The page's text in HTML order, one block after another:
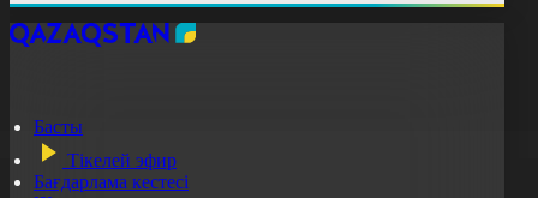
Басты
Тікелей эфир
Бағдарлама кестесі